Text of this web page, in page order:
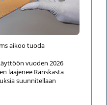
aikoo tuoda
vuoden 2026
laajenee Ranskasta
suunnitellaan